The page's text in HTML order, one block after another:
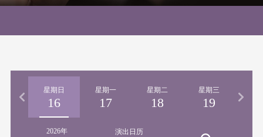
星期日
16
星期一
17
星期二
18
星期三
19
2026年 演出日历